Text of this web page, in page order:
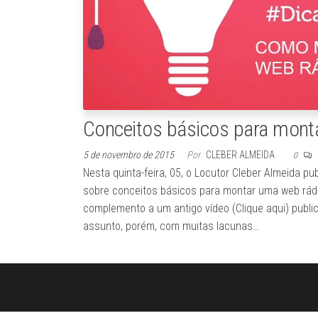
Conceitos básicos para
5 de novembro de 2015 Por CLEBER ALMEIDA 0
Nesta quinta-feira, 05, o Locutor Cleber Almeida
sobre conceitos básicos para montar uma web
complemento a um antigo vídeo (Clique aqui)
assunto, porém, com muitas lacunas…